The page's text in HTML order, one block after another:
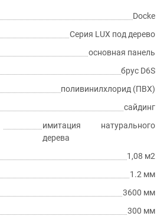
Docke
Серия LUX под дерево
основная панель
брус D6S
поливинилхлорид (ПВХ)
сайдинг
имитация натурального
дерева
1,08 м2
1.2 мм
3600 мм
300 мм